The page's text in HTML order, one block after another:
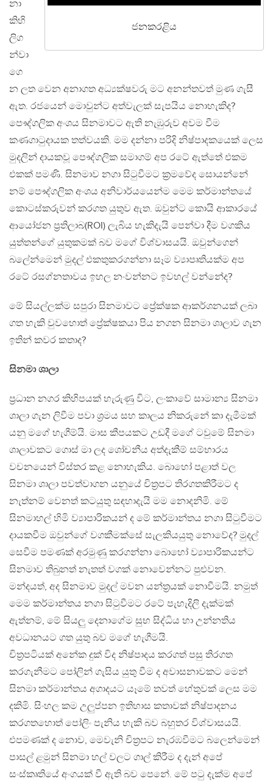
ජනකරළිය
නා
කිහි
ලිග
න්වා
ගෙ
න ලත වෙන අනාගත අධ්‍යක්ෂවරු මට අනන්තවත් මුණ ගැසී
ඇත. රජයෙන් මොවුන්ට අත්වැලක් සැපයිය නොහැකිද?
පෞද්ගලික අංශය සිනමාවට ඇති නැඹුරුව අවම වීම
කණගාටුදායක තත්වයකි. මම දන්නා පරිදි නිෂ්පාදකයෙක් ලෙස
මුදලින් දායකවූ පෞද්ගලික සමාගම් අප රටේ ඇත්තේ එකම
එකක් පමණි. සිනමාව නගා සිටුවීමට ක්‍රමවේද සොයන්නේ
නම් පෞද්ගලික අංශය අනිවාර්යයෙන්ම මෙම කර්මාන්තයේ
කොටස්කරුවන් කරගත යුතුව ඇත. ඔවුන්ට කොයි ආකාරයේ
ආයෝජන ප්‍රතිලාබ(ROI) ලැබිය හැකිදැයි පෙන්වා දීම වගකිය
යුත්තන්ගේ යුතුකමක් බව මගේ විශ්වාසයයි. ඔවුන්ගෙන්
බලේන්මෙන් මුදල් එකතුකරගන්නා සෑම ව්‍යාපෘතියක්ම අප
රටේ රසග්නතාවය ඉහල නංවන්නට ඉවහල් වන්නේද?
මේ සියල්ලක්ම සපුරා සිනමාවට ප්‍රේක්ෂක ආකර්ශනයක් ලබා
ගත හැකි වුවහොත් ප්‍රේක්ෂකයා පිය නගන සිනමා ශාලාව ගැන
ඉතින් කවර කතාද?
සිනමා ශාලා
ප්‍රධාන නගර කිහිපයක් හැරුණු විට, ලංකාවේ සාමාන්‍ය සිනමා
ශාලා ගැන ලිවීම පවා ශ්‍රමය සහ කාලය නිකරුනේ කා දැමීමක්
යනු මගේ හැගීම්යි. මාස කීපයකට උඩදී මගේ ටවුමේ සිනමා
ශාලාවකට ගොස් මා ලද ශෝචනීය අත්දැකීම් සම්භාරය
වචනයෙන් විස්තර කළ නොහැකිය. බොහෝ පළාත් වල
සිනමා ශාලා පවත්වාගන යනුයේ චිත්‍රපට තිරගතකිරීමට ද
නැත්නම් වෙනත් කටයුතු සඳහාදැයි මම නොදනිමි. මේ
සිනමාහල් හිමි ව්‍යාපාරිකයන් ද මේ කර්මාන්තය නගා සිටුවීමට
දායකවීම ඔවුන්ගේ වගකීමක්සේ සැලකියයුතු නොවේද? මුදල්
සෙවීම පමණක් අරමුණු කරගන්නා බොහෝ ව්‍යාපාරිකයන්ට
සිනමාව තිබුනත් නැතත් වගක් නොවෙන්නට පුළුවන.
මන්දයත්, අද සිනමාව මුදල් මවන යන්ත්‍රයක් නොවීමයි. නමුත්
මෙම කර්මාන්තය නගා සිටුවීමට රටේ පැහැදිලි දැක්මක්
ඇත්නම්, මේ සියලු දෙනාගේම සුභ සිද්ධිය හා උන්නතිය
අවධානයට ගත යුතු බව මගේ හැගීමයි.
චිත්‍රපටියක් අනේක දුක් විද නිෂ්පාදය කරගත් පසු තිරගත
කරගැනීමට පෝලින් ගැසිය යුතු වීම ද අවාසනාවකට මෙන්
සිනමා කර්මාන්තය අගාදයට යෑමේ තවත් හේතුවක් ලෙස මම
දකිමි. සිංහල කම උලුප්පන ඉතිහාස කතාවක් නිෂ්පාදනය
කරගතහොත් පෝලිං පැනිය හැකි බව බහුතර විශ්වාසයයි.
එපමණක් ද නොව, මෙවැනි චිත්‍රපට නැරඹවීමට බලෙන්මෙන්
පාසල් ළමුන් සිනමා හල් වලට ගාල් කිරීම ද දැන් අපේ
සංස්කෘතියේ අංගයක් වී ඇති බව පෙනේ. මේ පටු දැක්ම අපේ